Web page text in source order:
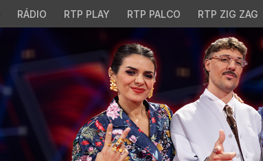
RÁDIO RTP PLAY RTP PALCO RTP ZIG ZAG